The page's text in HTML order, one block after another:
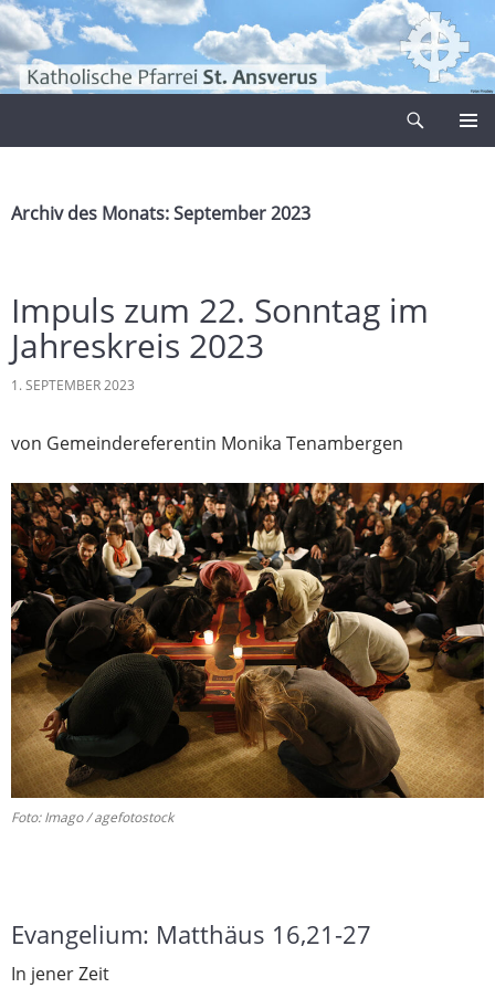
Zum
Inhalt
springen
Archiv des Monats: September 2023
Impuls zum 22. Sonntag im
Jahreskreis 2023
1. SEPTEMBER 2023
von Gemeindereferentin Monika Tenambergen
Foto: Imago / agefotostock
Evangelium: Matthäus 16,21-27
In jener Zeit